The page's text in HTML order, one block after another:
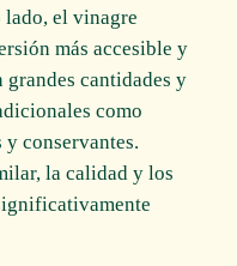
lado, el vinagre
más accesible y
grandes cantidades y
como
y conservantes.
la calidad y los